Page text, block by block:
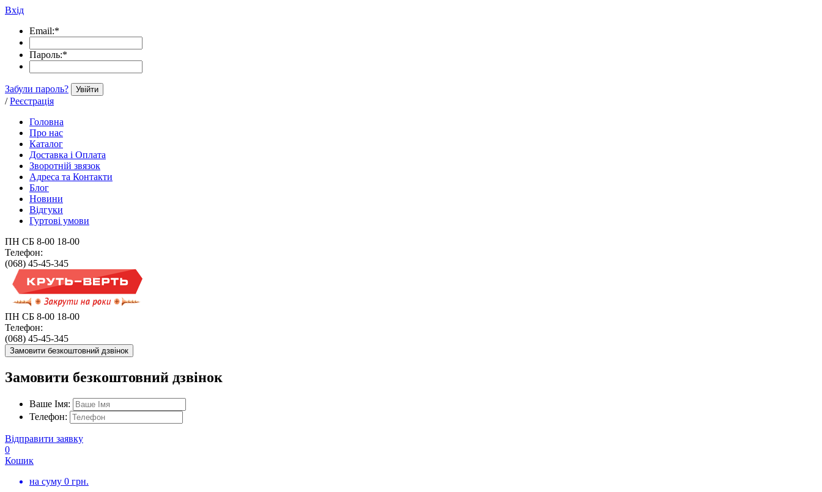
Вхід
Email:*
Пароль:*
Забули пароль? Увійти
/ Реєстрація
Головна
Про нас
Каталог
Доставка і Оплата
Зворотній звязок
Адреса та Контакти
Блог
Новини
Відгуки
Гуртові умови
ПН СБ 8-00 18-00
Телефон:
(068) 45-45-345
ПН СБ 8-00 18-00
Телефон:
(068) 45-45-345
Замовити безкоштовний дзвінок
Замовити безкоштовний дзвінок
Ваше Імя:
Телефон:
Відправити заявку
0
Кошик
на суму 0 грн.